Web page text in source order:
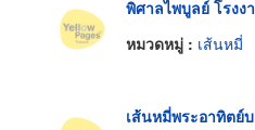
พิศาลไพบูลย์ โรงง
หมวดหมู่ : เส้นหมี่
เส้นหมี่พระอาทิตย์